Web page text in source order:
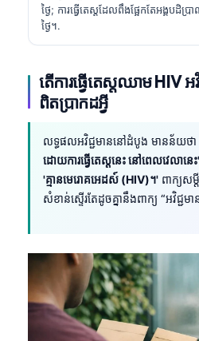
ថ្ងៃ; ការធ្វើតេស្តដែលពឹងផ្អែកតែអង្គបដិ
ថ្ងៃ។.
តើការធ្វើតេស្តឈាម HIV
ពិតប្រាកដអ្វី
លទ្ធផលអវិជ្ជមាននៅដំបូង មានន័យថា
ដោយការធ្វើតេស្តនេះ នៅពេលវេលានេះ'
'គ្មានមេរោគអេដស៍ (HIV)។' ពាក្យសម្
សំខាន់ស្ទើរតែដូចគ្នានឹងពាក្យ “អវិជ្ជមា